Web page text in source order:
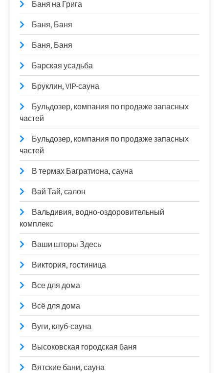
Баня на Грига
Баня, Баня
Баня, Баня
Барская усадьба
Бруклин, VIP-сауна
Бульдозер, компания по продаже запасных
частей
Бульдозер, компания по продаже запасных
частей
В термах Багратиона, сауна
Вай Тай, салон
Вальдивия, водно-оздоровительный
комплекс
Ваши шторы Здесь
Виктория, гостиница
Все для дома
Всё для дома
Вуги, клуб-сауна
Высоковская городская баня
Вятские бани, сауна